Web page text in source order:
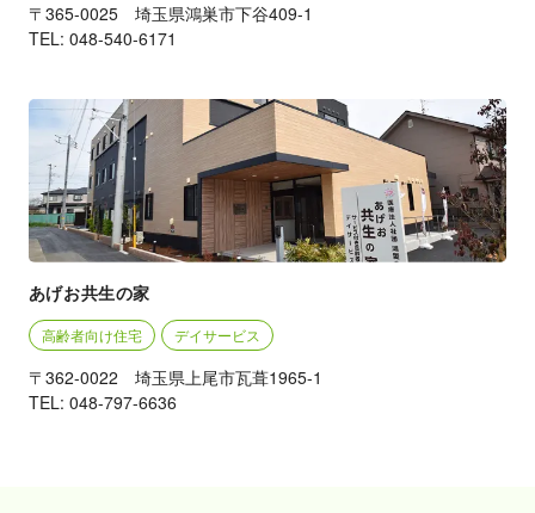
〒365-0025 埼玉県鴻巣市下谷409-1
TEL: 048-540-6171
あげお共生の家
高齢者向け住宅 デイサービス
〒362-0022 埼玉県上尾市瓦葺1965-1
TEL: 048-797-6636